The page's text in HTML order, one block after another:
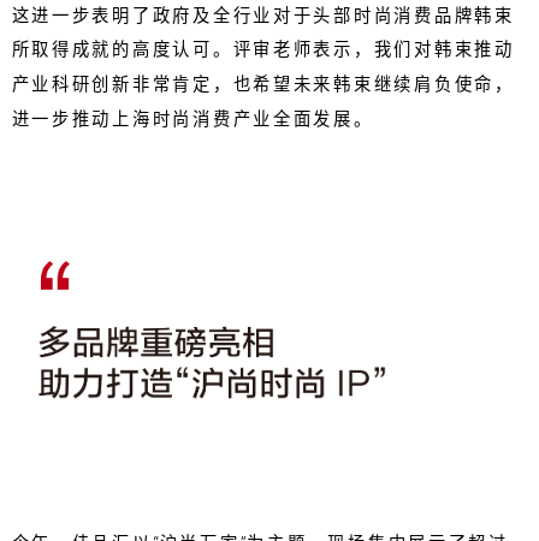
这进一步表明了政府及全行业对于头部时尚消费品牌韩束
所取得成就的高度认可。评审老师表示，我们对韩束推动
产业科研创新非常肯定，也希望未来韩束继续肩负使命，
进一步推动上海时尚消费产业全面发展。